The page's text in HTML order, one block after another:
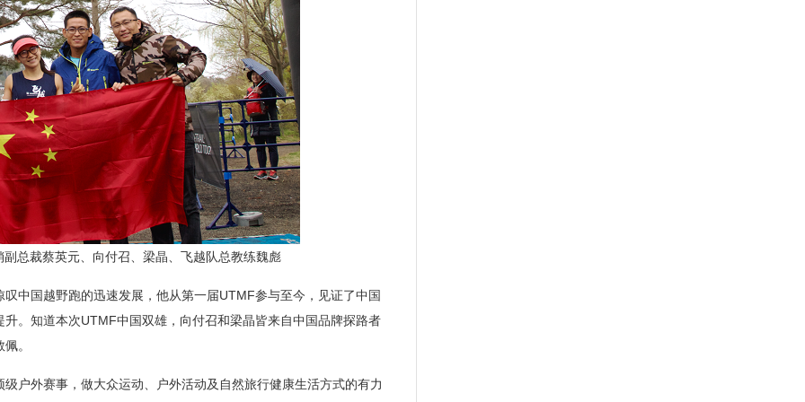
总裁蔡英元、向付召、梁晶、飞越队总教练魏彪
中国越野跑的迅速发展，他从第一届UTMF参与至今，见证了中国
。知道本次UTMF中国双雄，向付召和梁晶皆来自中国品牌探路者
。
户外赛事，做大众运动、户外活动及自然旅行健康生活方式的有力